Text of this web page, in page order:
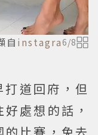
自 instagra 6/8
道回府，但
處想的話，